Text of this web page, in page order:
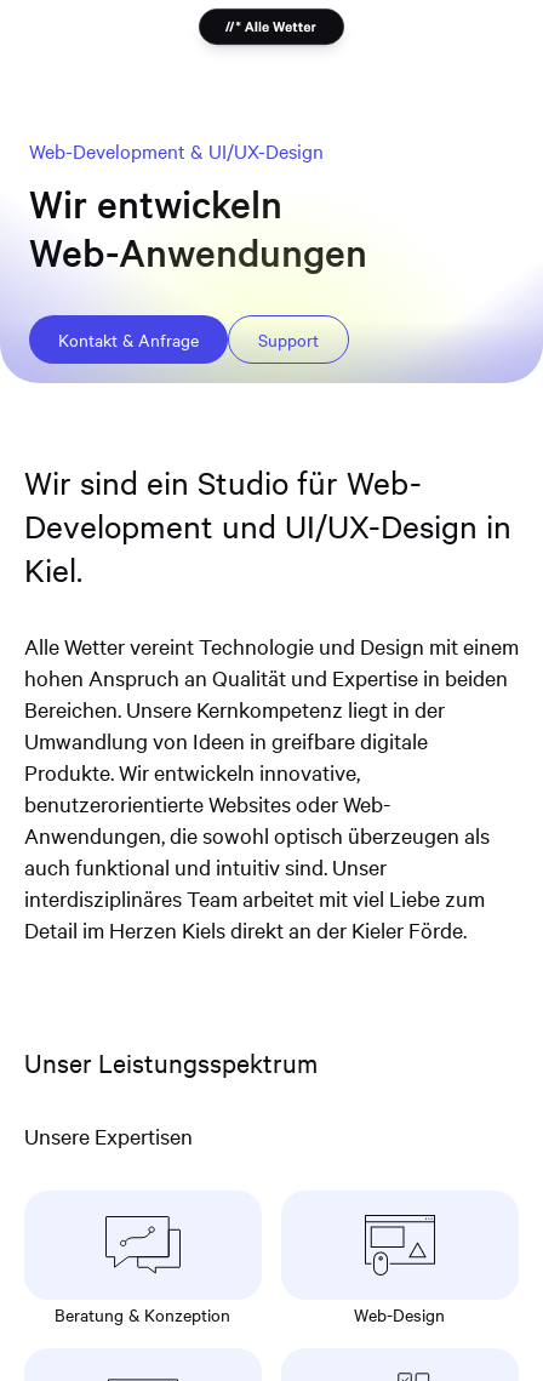
Web-Development & UI/UX-Design
Wir entwickeln
Websites
Web-Anwendungen
Onlineshops
Design-Systeme
Kontakt & Anfrage Support
Wir sind ein Studio für Web-
Development und UI/UX-Design in
Kiel.
Alle Wetter vereint Technologie und Design mit einem
hohen Anspruch an Qualität und Expertise in beiden
Bereichen. Unsere Kernkompetenz liegt in der
Umwandlung von Ideen in greifbare digitale
Produkte. Wir entwickeln innovative,
benutzerorientierte Websites oder Web-
Anwendungen, die sowohl optisch überzeugen als
auch funktional und intuitiv sind. Unser
interdisziplinäres Team arbeitet mit viel Liebe zum
Detail im Herzen Kiels direkt an der Kieler Förde.
Unser Leistungsspektrum
Unsere Expertisen
Beratung & Konzeption Web-Design